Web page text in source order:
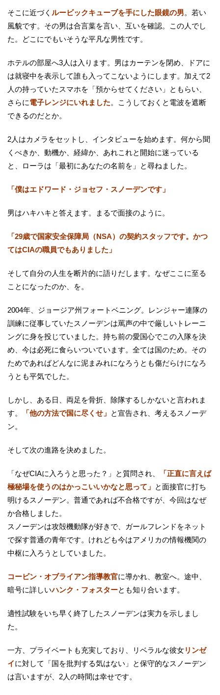
そこに近づく ルービックキューブを手にした眼鏡の男。若い
風貌です。その男は合言葉を言い、互いを確認。この人でし
た。どこにでもいそうな平凡な男性です。
ホテルの部屋へ3人は入ります。男はカーテンを閉め、ドアに
は就寝中を表示して誰も入ってこないようにします。加えて2
人の持っていたスマホを「預からせてください」ともらい、
さらに電子レンジにいれました。こうしておくと電波を遮断
できるのだとか。
2人はカメラをセットし、インタビューを始めます。何から聞
くべきか、動機か、経緯か、あれこれと開始に迷っている
と、ローラは「最初にあなたの名前を」と尋ねました。
「僕はエドワード・ジョセフ・スノーデンです」
男はハキハキと答えます。まるで面接のように。
「29歳で国家安全保障局（NSA）の契約スタッフです。かつ
てはCIAの職員でもありました」
そして自分の人生を断片的に語りだします。なぜここに至る
ことになったのか、を。
2004年、ジョージア州フォートベニング。レンジャー連隊の
訓練に従事していたスノーデンは罵声の中で厳しいトレーニ
ングに身を投じていました。持ち前の愛国心でこの入隊を決
め、今は必死に食らいついています。全ては国のため。その
ためであればどんなに泥まみれになろうとも傷だらけになろ
うとも平気でした。
しかし、ある日、両足を骨折、除隊するしかないと言われま
す。
「他の方法で国に尽くせ」 と宣告され、考えるスノーデ
ン。
そして次の進路を決めました。
「なぜCIAに入ろうと思った？」と質問され、
「正直に言えば
極秘場を使うのはかっこいいかなと思って」 と面接官に打ち
明けるスノーデン。普通であれば不合格ですが、今回はなぜ
か合格しました。
スノーデンは攻殻機動隊が好きで、ガールフレンドをネット
で探す普通の青年です。けれども今はアメリカの情報機関の
中枢に入ろうとしていました。
コービン・オブライアン指導教官に導かれ、教室へ。途中、
暗号に詳しいハンク・フォスターとも知り合います。
適性試験をいち早く終了したスノーデンは実力を示しまし
た。
一方、プライベートも充実しており、リベラルな彼女リンゼ
イに対して「国を批判する気はない」と保守的なスノーデン
は言いますが、2人の時間は幸せです。